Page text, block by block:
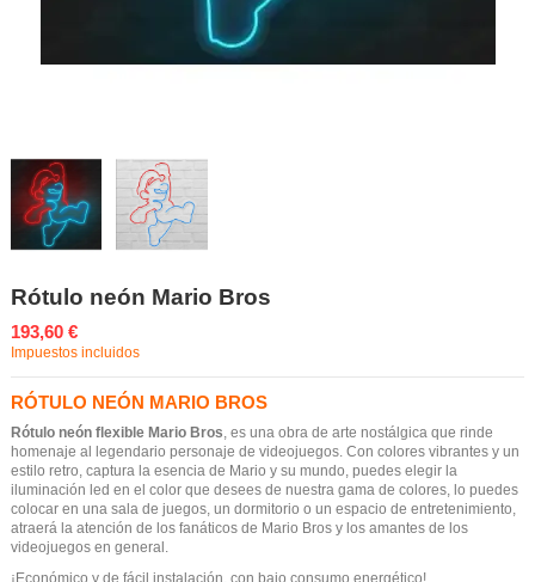
Rótulo neón Mario Bros
193,60 €
Impuestos incluidos
RÓTULO NEÓN MARIO BROS
Rótulo neón flexible Mario Bros, es una obra de arte nostálgica que rinde
homenaje al legendario personaje de videojuegos. Con colores vibrantes y un
estilo retro, captura la esencia de Mario y su mundo, puedes elegir la
iluminación led en el color que desees de nuestra gama de colores, lo puedes
colocar en una sala de juegos, un dormitorio o un espacio de entretenimiento,
atraerá la atención de los fanáticos de Mario Bros y los amantes de los
videojuegos en general.
¡Económico y de fácil instalación, con bajo consumo energético!